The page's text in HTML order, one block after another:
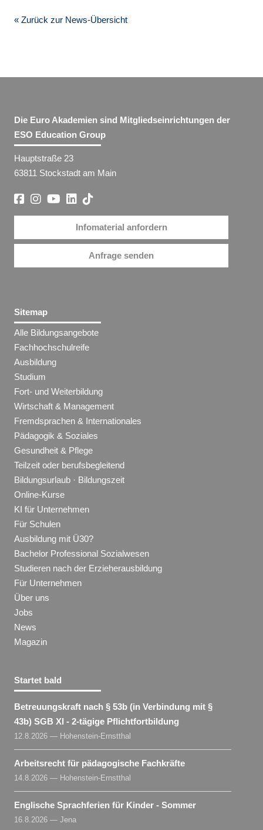
« Zurück zur News-Übersicht
Die Euro Akademien sind Mitgliedseinrichtungen der
ESO Education Group
Hauptstraße 23
63811 Stockstadt am Main
Infomaterial anfordern
Anfrage senden
Sitemap
Alle Bildungsangebote
Fachhochschulreife
Ausbildung
Studium
Fort- und Weiterbildung
Wirtschaft & Management
Fremdsprachen & Internationales
Pädagogik & Soziales
Gesundheit & Pflege
Teilzeit oder berufsbegleitend
Bildungsurlaub · Bildungszeit
Online-Kurse
KI für Unternehmen
Für Schulen
Ausbildung mit Ü30?
Bachelor Professional Sozialwesen
Studieren nach der Erzieherausbildung
Für Unternehmen
Über uns
Jobs
News
Magazin
Startet bald
Betreuungskraft nach § 53b (in Verbindung mit §
43b) SGB XI - 2-tägige Pflichtfortbildung
12.8.2026 — Hohenstein-Ernstthal
Arbeitsrecht für pädagogische Fachkräfte
14.8.2026 — Hohenstein-Ernstthal
Englische Sprachferien für Kinder - Sommer
16.8.2026 — Jena